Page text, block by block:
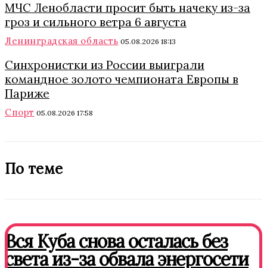
МЧС Ленобласти просит быть начеку из-за
гроз и сильного ветра 6 августа
Ленинградская область 05.08.2026 18:13
Синхронистки из России выиграли
командное золото чемпионата Европы в
Париже
Спорт 05.08.2026 17:58
По теме
Вся Куба снова осталась без
света из-за обвала энергосети